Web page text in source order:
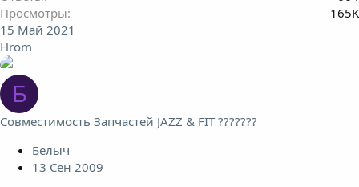
Просмотры
165K
15 Май 2021
Hrom
Б
Совместимость Запчастей JAZZ & FIT ???????
Белыч
13 Сен 2009